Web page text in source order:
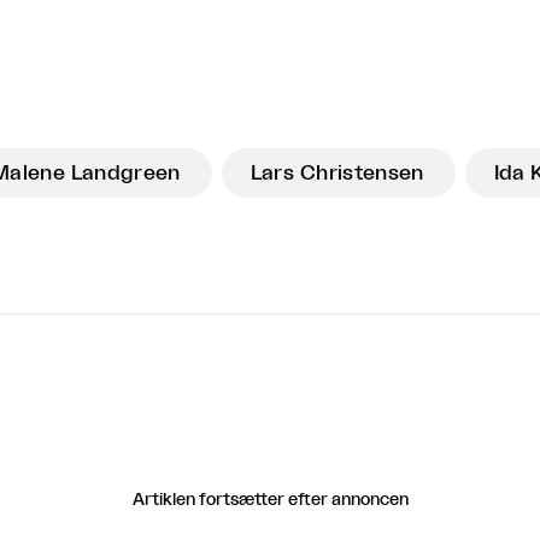
Landgreen Lars Christensen Ida
Artiklen fortsætter efter annoncen